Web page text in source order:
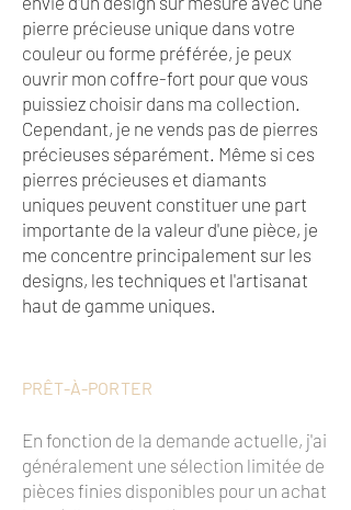
pierre précieuse unique dans votre
couleur ou forme préférée, je peux
ouvrir mon coffre-fort pour que vous
puissiez choisir dans ma collection.
Cependant, je ne vends pas de pierres
précieuses séparément. Même si ces
pierres précieuses et diamants
uniques peuvent constituer une part
importante de la valeur d'une pièce, je
me concentre principalement sur les
designs, les techniques et l'artisanat
haut de gamme uniques.
PRÊT-À-PORTER
En fonction de la demande actuelle, j'ai
généralement une sélection limitée de
pièces finies disponibles pour un achat